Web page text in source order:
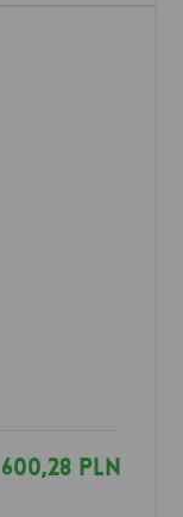
600,28 PLN